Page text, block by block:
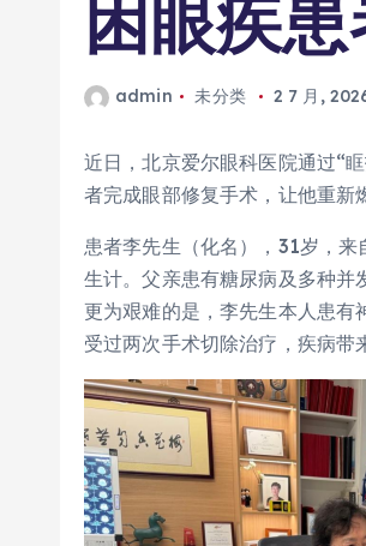
困眼疾
admin 未分类 2 7 月,
近日，北京爱尔眼科医院通过“
者完成眼部修复手术，让他重新
患者李先生（化名），31岁，
生计。父亲患有糖尿病及多种并
更为艰难的是，李先生本人患
受过两次手术切除治疗，疾病